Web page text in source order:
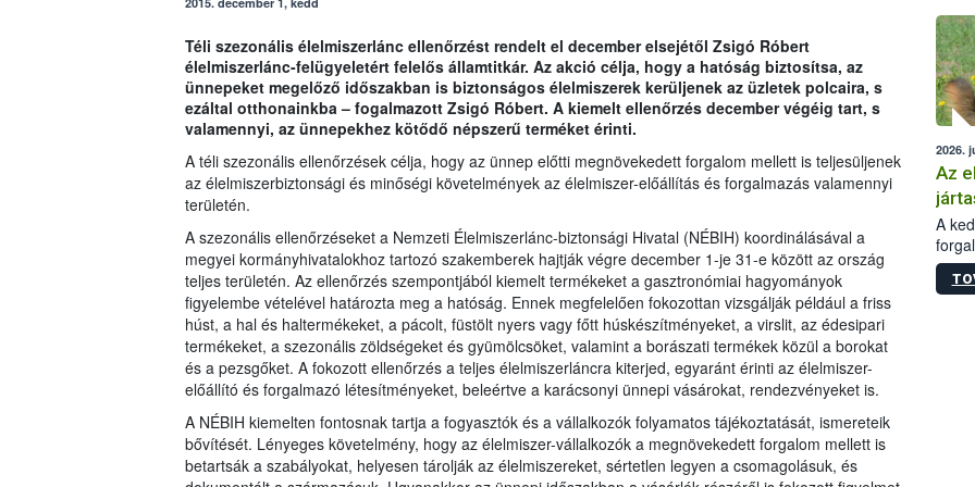
Téli szezonális élelmiszerlánc ellenőrzést rendelt el december elsejétől Zsigó Róbert
élelmiszerlánc-felügyeletért felelős államtitkár. Az akció célja, hogy a hatóság biztosítsa, az
ünnepeket megelőző időszakban is biztonságos élelmiszerek kerüljenek az üzletek polcaira, s
ezáltal otthonainkba – fogalmazott Zsigó Róbert. A kiemelt ellenőrzés december végéig tart, s
valamennyi, az ünnepekhez kötődő népszerű terméket érinti.
A téli szezonális ellenőrzések célja, hogy az ünnep előtti megnövekedett forgalom mellett is teljesüljenek
az élelmiszerbiztonsági és minőségi követelmények az élelmiszer-előállítás és forgalmazás valamennyi
területén.
A szezonális ellenőrzéseket a Nemzeti Élelmiszerlánc-biztonsági Hivatal (NÉBIH) koordinálásával a
megyei kormányhivatalokhoz tartozó szakemberek hajtják végre december 1-je 31-e között az ország
teljes területén. Az ellenőrzés szempontjából kiemelt termékeket a gasztronómiai hagyományok
figyelembe vételével határozta meg a hatóság. Ennek megfelelően fokozottan vizsgálják például a friss
húst, a hal és haltermékeket, a pácolt, füstölt nyers vagy főtt húskészítményeket, a virslit, az édesipari
termékeket, a szezonális zöldségeket és gyümölcsöket, valamint a borászati termékek közül a borokat
és a pezsgőket. A fokozott ellenőrzés a teljes élelmiszerláncra kiterjed, egyaránt érinti az élelmiszer-
előállító és forgalmazó létesítményeket, beleértve a karácsonyi ünnepi vásárokat, rendezvényeket is.
A NÉBIH kiemelten fontosnak tartja a fogyasztók és a vállalkozók folyamatos tájékoztatását, ismereteik
bővítését. Lényeges követelmény, hogy az élelmiszer-vállalkozók a megnövekedett forgalom mellett is
betartsák a szabályokat, helyesen tárolják az élelmiszereket, sértetlen legyen a csomagolásuk, és
2026.
Az
A